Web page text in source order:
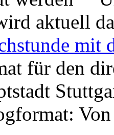
aktuell
mit
für den